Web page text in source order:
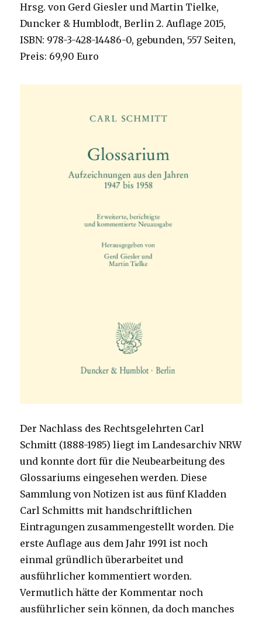
Hrsg. von Gerd Giesler und Martin Tielke,
Duncker & Humblodt, Berlin 2. Auflage 2015,
ISBN: 978-3-428-14486-0, gebunden, 557 Seiten,
Preis: 69,90 Euro
Der Nachlass des Rechtsgelehrten Carl
Schmitt (1888-1985) liegt im Landesarchiv NRW
und konnte dort für die Neubearbeitung des
Glossariums eingesehen werden. Diese
Sammlung von Notizen ist aus fünf Kladden
Carl Schmitts mit handschriftlichen
Eintragungen zusammengestellt worden. Die
erste Auflage aus dem Jahr 1991 ist noch
einmal gründlich überarbeitet und
ausführlicher kommentiert worden.
Vermutlich hätte der Kommentar noch
ausführlicher sein können, da doch manches